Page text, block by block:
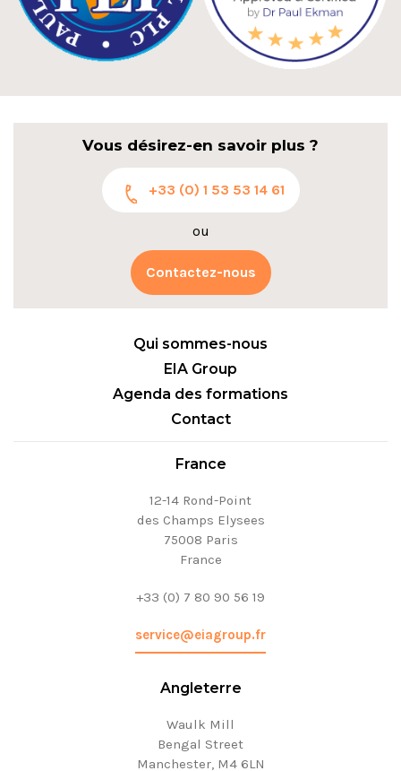
Vous désirez-en savoir plus ?
+33 (0) 1 53 53 14 61
ou
Contactez-nous
Qui sommes-nous
EIA Group
Agenda des formations
Contact
France
12-14 Rond-Point
des Champs Elysees
75008 Paris
France
+33 (0) 7 80 90 56 19
service@eiagroup.fr
Angleterre
Waulk Mill
Bengal Street
Manchester, M4 6LN